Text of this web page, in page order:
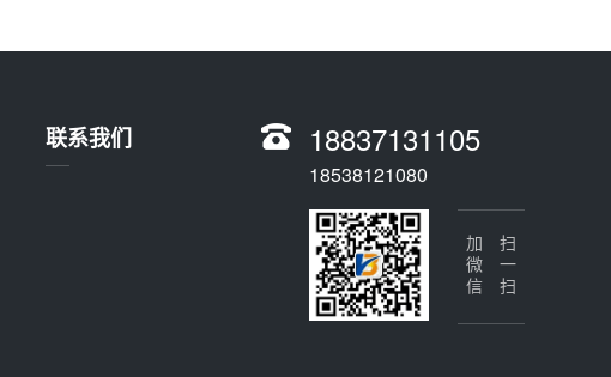
联系我们 18837131105
18538121080
扫一扫
加微信